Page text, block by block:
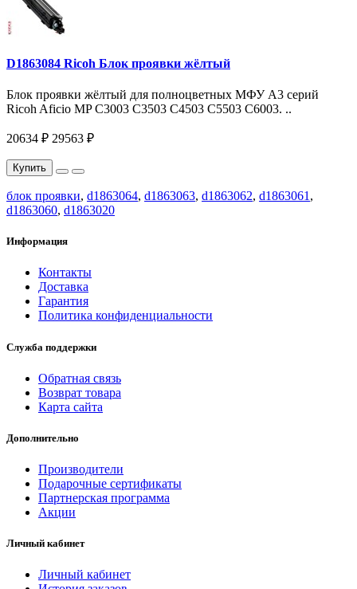
D1863084 Ricoh Блок проявки жёлтый
Блок проявки жёлтый для полноцветных МФУ A3 серий
Ricoh Aficio MP C3003 C3503 C4503 C5503 C6003. ..
20634 ₽ 29563 ₽
Купить
блок проявки, d1863064, d1863063, d1863062, d1863061 ,
d1863060, d1863020
Информация
Контакты
Доставка
Гарантия
Политика конфиденциальности
Служба поддержки
Обратная связь
Возврат товара
Карта сайта
Дополнительно
Производители
Подарочные сертификаты
Партнерская программа
Акции
Личный кабинет
Личный кабинет